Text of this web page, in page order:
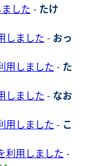
した - たけ
しました - おっ
用しました - た
しました - なお
用しました - こ
利用しました -